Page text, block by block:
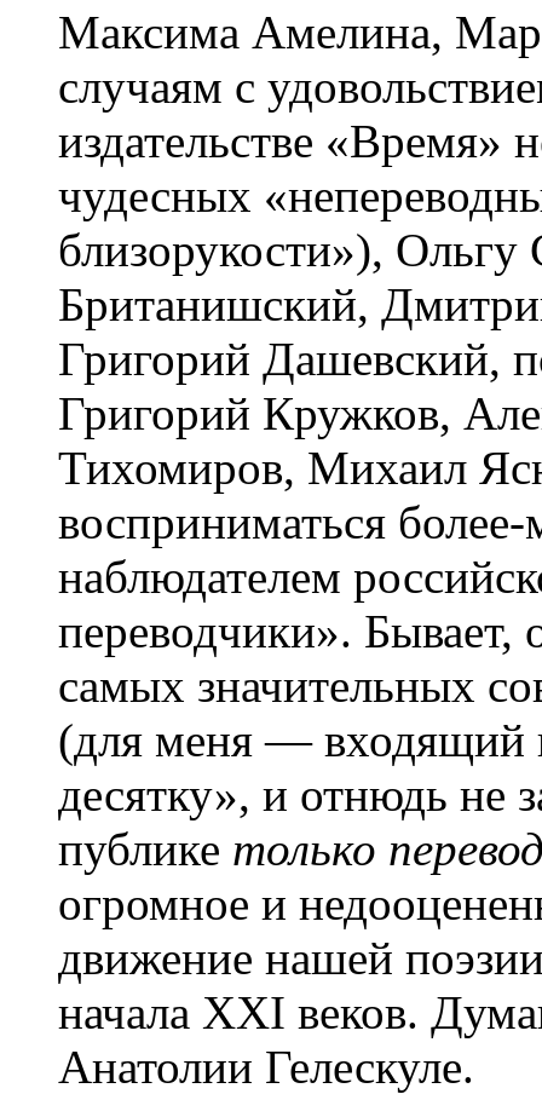
Максима Амелина,
случаям с
издательстве «Время»
чудесных
близорукости»),
Британишский,
Григорий Дашевский,
Григорий Кружков,
Тихомиров, Михаил
восприниматься
наблюдателем
переводчики». Бывает,
самых значительных
(для меня — входящий
десятку», и отнюдь не
публике только
огромное и
движение нашей
начала ХХI веков.
Анатолии Гелескуле.